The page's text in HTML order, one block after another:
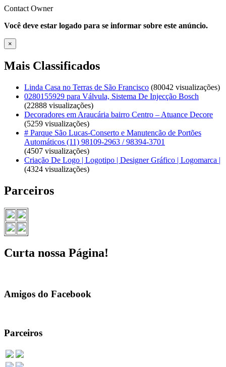
Contact Owner
Você deve estar logado para se informar sobre este anúncio.
×
Mais Classificados
Linda Casa no Terras de São Francisco (80042 visualizações)
0280155929 para Válvula, Sistema De Injecção Bosch
(22888 visualizações)
Decoradores em Araucária bairro Centro – Atuance Decore
(5259 visualizações)
# Parque São Lucas-Conserto e Manutencão de Portões
Automáticos (11) 98109-2963 / 98394-3701
(4507 visualizações)
Criação De Logo | Logotipo | Designer Gráfico | Logomarca |
(4324 visualizações)
Parceiros
Curta nossa Página!
Amigos do Facebook
Parceiros